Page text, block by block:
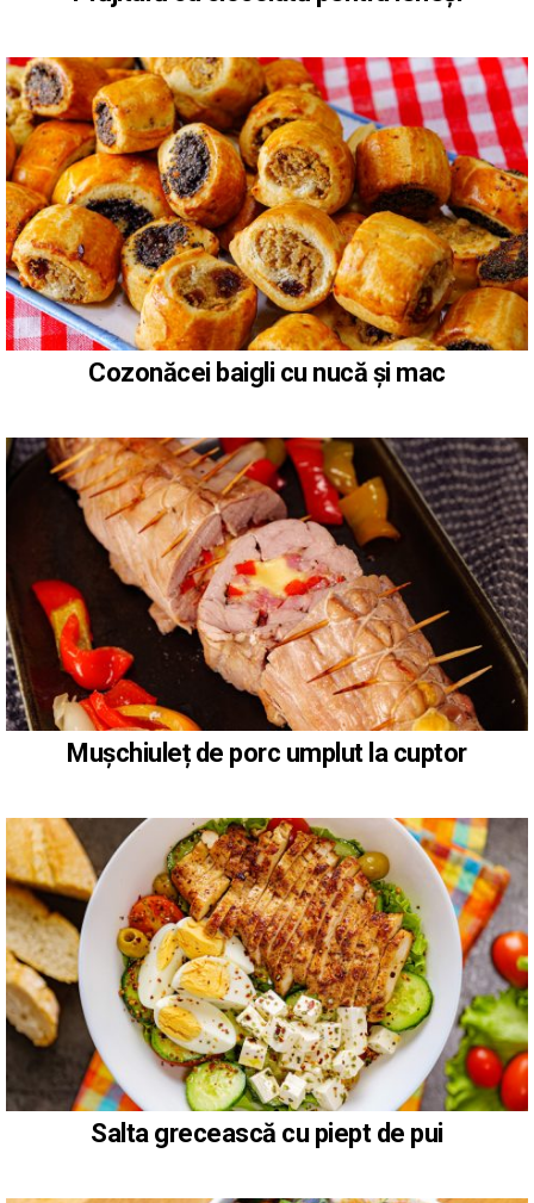
Cozonăcei baigli cu nucă și mac
Mușchiuleț de porc umplut la cuptor
Salta grecească cu piept de pui